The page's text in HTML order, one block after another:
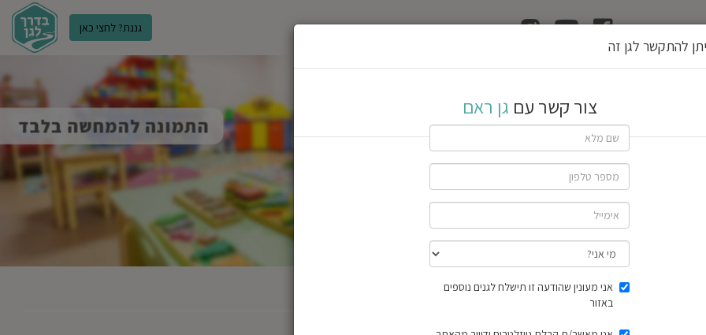
גננת? לחצי כאן
הוצאת רשיון גן
חוות דעת
להתקשר לגן זה
צור קשר עם גן ראם
אני מעונין שהודעה זו תישלח לגנים נוספים
באזור